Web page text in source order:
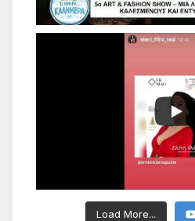
Load More...